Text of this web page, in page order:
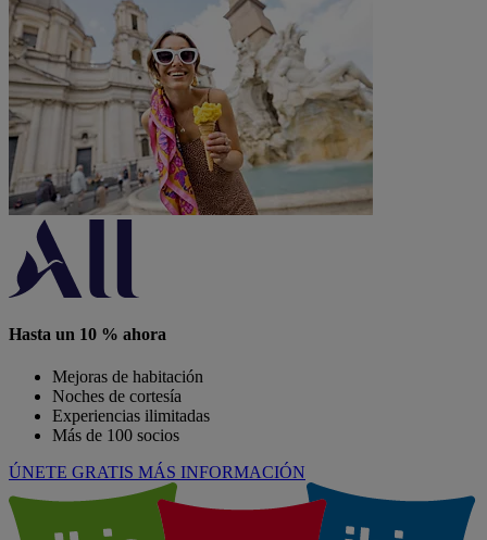
Hasta un 10 % ahora
Mejoras de habitación
Noches de cortesía
Experiencias ilimitadas
Más de 100 socios
ÚNETE GRATIS MÁS INFORMACIÓN